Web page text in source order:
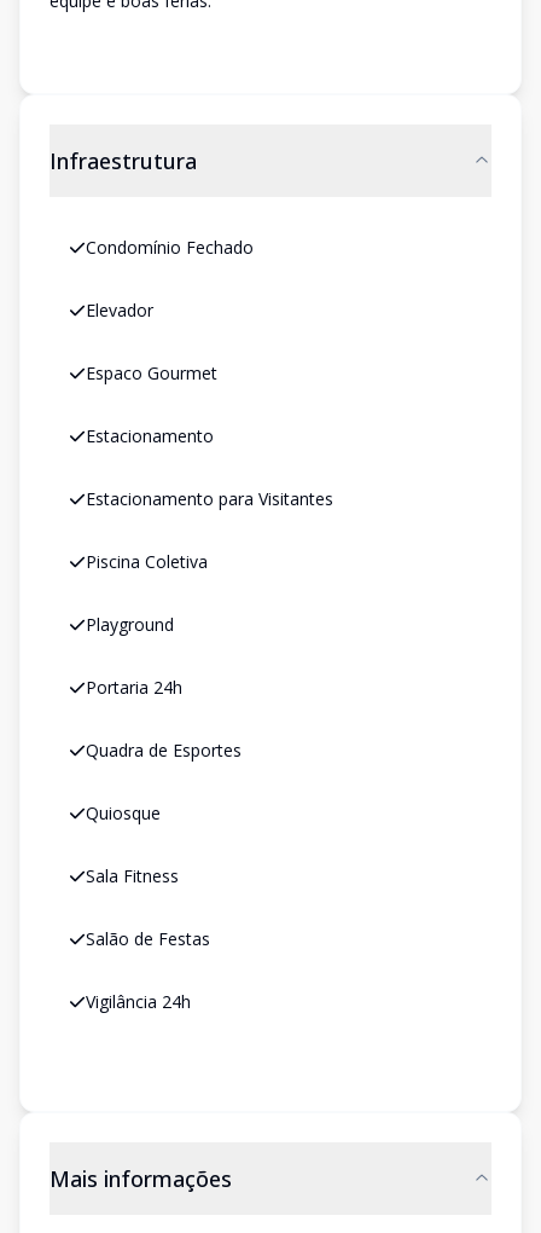
Infraestrutura
Condomínio Fechado
Elevador
Espaco Gourmet
Estacionamento
Estacionamento para Visitantes
Piscina Coletiva
Playground
Portaria 24h
Quadra de Esportes
Quiosque
Sala Fitness
Salão de Festas
Vigilância 24h
Mais informações